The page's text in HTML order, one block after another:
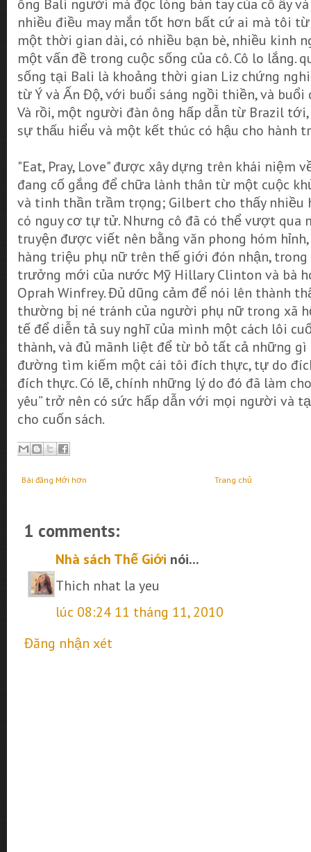
ông Bali người mà đọc lòng bàn tay của cô ấy và
nhiều điều may mắn tốt hơn bất cứ ai mà tôi
một thời gian dài, có nhiều bạn bè, nhiều kinh
một vấn đề trong cuộc sống của cô. Cô lo lắng.
sống tại Bali là khoảng thời gian Liz chứng
từ Ý và Ấn Độ, với buổi sáng ngồi thiền, và buổi
Và rồi, một người đàn ông hấp dẫn từ Brazil
sự thấu hiểu và một kết thúc có hậu cho hành
"Eat, Pray, Love" được xây dựng trên khái niệm
đang cố gắng để chữa lành thân từ một cuộc
và tinh thần trầm trọng; Gilbert cho thấy nhiều
có nguy cơ tự tử. Nhưng cô đã có thể vượt qua
truyện được viết nên bằng văn phong hóm hỉnh,
hàng triệu phụ nữ trên thế giới đón nhận,
trưởng mới của nước Mỹ Hillary Clinton và bà
Oprah Winfrey. Đủ dũng cảm để nói lên thành
thường bị né tránh của người phụ nữ trong xã
tế để diễn tả suy nghĩ của mình một cách lôi
thành, và đủ mãnh liệt để từ bỏ tất cả những gì
đường tìm kiếm một cái tôi đích thực, tự do
đích thực. Có lẽ, chính những lý do đó đã làm
yêu” trở nên có sức hấp dẫn với mọi người và
cho cuốn sách.
Bài đăng Mới hơn Trang chủ
1 comments:
Nhà sách Thế Giới nói...
Thich nhat la yeu
lúc 08:24 11 tháng 11, 2010
Đăng nhận xét